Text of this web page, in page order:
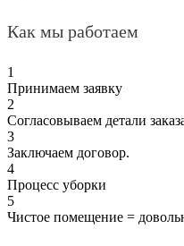
Как мы работаем
1
Принимаем заявку
2
Согласовываем детали
3
Заключаем договор.
4
Процесс уборки
5
Чистое помещение =